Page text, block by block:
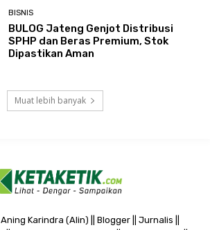
BISNIS
BULOG Jateng Genjot Distribusi
SPHP dan Beras Premium, Stok
Dipastikan Aman
Muat lebih banyak
Aning Karindra (Alin) || Blogger || Jurnalis ||